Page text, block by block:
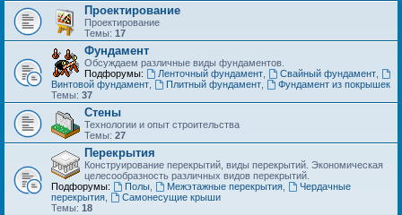
Проектирование
Проектирование
Темы: 17
Фундамент
Обсуждаем различные виды фундаментов.
Подфорумы:
Ленточный фундамент, Свайный фундамент,
Винтовой фундамент, Плитный фундамент,
Фундамент из покрышек
Темы: 37
Стены
Технологии и опыт строительства
Темы: 27
Перекрытия
Конструирование перекрытий, виды перекрытий. Экономическая
целесообразность различных видов перекрытий.
Подфорумы:
Полы, Межэтажные перекрытия,
Чердачные
перекрытия,
Самонесущие крыши
Темы: 18